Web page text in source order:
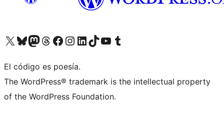
Visita nuestra cuenta de X (anteriormente Twitter)
Visita nuestra cuenta de Bluesky
Visita nuestra cuenta de Mastodon
Visita nuestra cuenta de Threads
Visita nuestra página de Facebook
Visita nuestra cuenta de Instagram
Visita nuestra cuenta de LinkedIn
Visita nuestra cuenta de TikTok
Visita nuestro canal de YouTube
Visita nuestra cuenta de Tumblr
El código es poesía.
The WordPress® trademark is the intellectual property
of the WordPress Foundation.